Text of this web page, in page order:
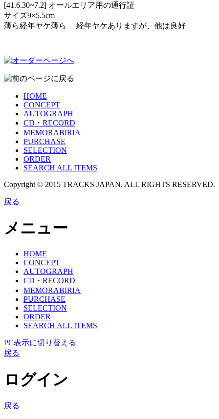
[41.6.30~7.2] オールエリア用の通行証
サイズ9×5.5cm
薄ら経年ヤケ薄ら 経年ヤケありますが、他は良好
HOME
CONCEPT
AUTOGRAPH
CD・RECORD
MEMORABIRIA
PURCHASE
SELECTION
ORDER
SEARCH ALL ITEMS
Copyright © 2015 TRACKS JAPAN. ALL RIGHTS RESERVED.
戻る
メニュー
HOME
CONCEPT
AUTOGRAPH
CD・RECORD
MEMORABIRIA
PURCHASE
SELECTION
ORDER
SEARCH ALL ITEMS
PC表示に切り替える
戻る
ログイン
戻る